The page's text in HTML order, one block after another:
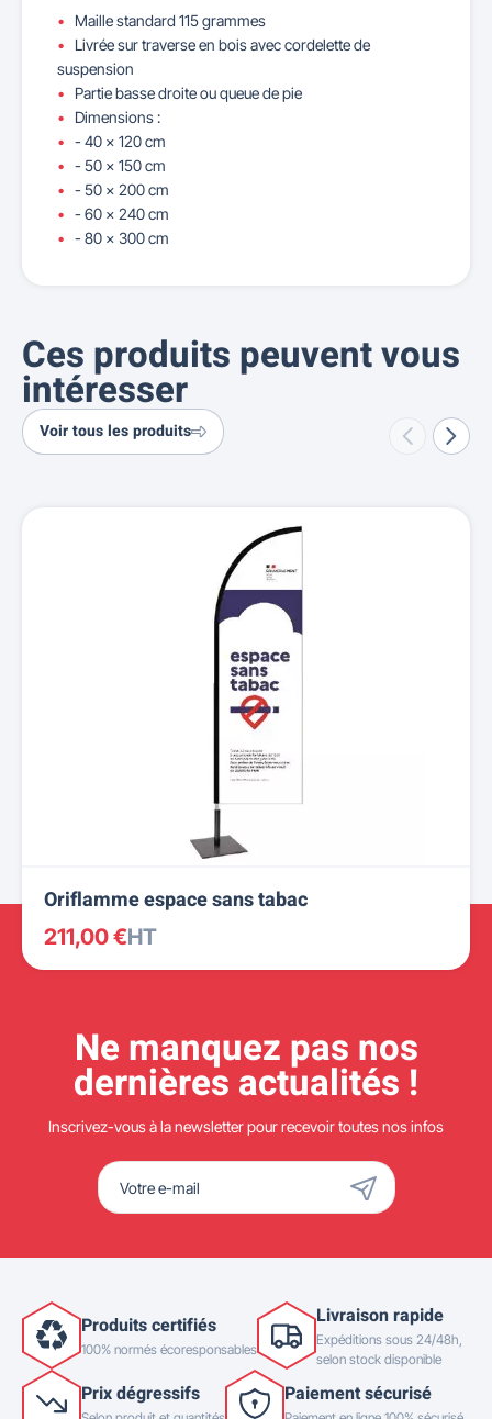
Maille standard 115 grammes
Livrée sur traverse en bois avec cordelette de
suspension
Partie basse droite ou queue de pie
Dimensions :
- 40 x 120 cm
- 50 x 150 cm
- 50 x 200 cm
- 60 x 240 cm
- 80 x 300 cm
Ces produits peuvent vous
intéresser
Voir tous les produits
Oriflamme espace sans tabac
211,00 €HT
Ne manquez pas nos
dernières actualités !
Inscrivez-vous à la newsletter pour recevoir toutes nos infos
Produits certifiés
100% normés écoresponsables
Livraison rapide
Expéditions sous 24/48h,
selon stock disponible
Prix dégressifs Paiement sécurisé